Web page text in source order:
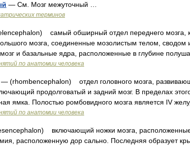
— См. Мозг межуточный …
терминов
самый обширный отдел переднего мозга,
мозга, соединенные мозолистым телом, сводом
и базальные ядра, расположенные в глубине
по анатомии человека
— (rhombencephalon) отдел головного мозга,
продолговатый и задний мозг. В пределах
ямка. Полостью ромбовидного мозга является IV
по анатомии человека
включающий ножки мозга, расположенные
расположенную дор сально. Последняя образует